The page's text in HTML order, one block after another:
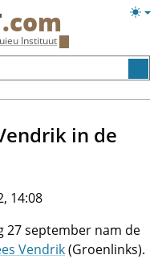
.com
Instituut
in de
14:08
27 september nam de
Vendrik(Groenlinks).